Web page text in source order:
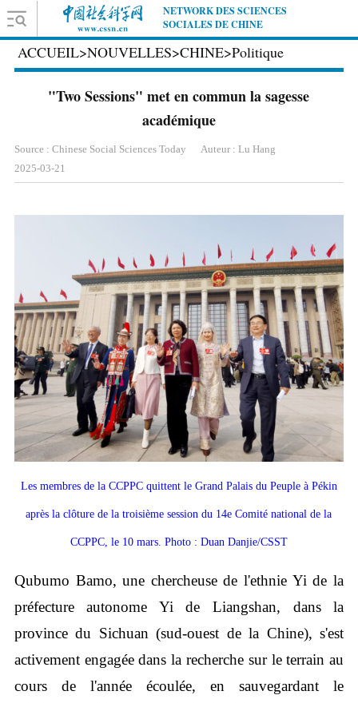
NETWORK DES SCIENCES
SOCIALES DE CHINE
ACCUEIL>NOUVELLES>CHINE>Politique
"Two Sessions" met en commun la sagesse
académique
Source : Chinese Social Sciences Today
Auteur : Lu Hang
2025-03-21
Les membres de la CCPPC quittent le Grand Palais du Peuple à Pékin
après la clôture de la troisième session du 14e Comité national de la
CCPPC, le 10 mars. Photo : Duan Danjie/CSST
Qubumo Bamo, une chercheuse de l'ethnie Yi de la
préfecture autonome Yi de Liangshan, dans la
province du Sichuan (sud-ouest de la Chine), s'est
activement engagée dans la recherche sur le terrain au
cours de l'année écoulée, en sauvegardant le